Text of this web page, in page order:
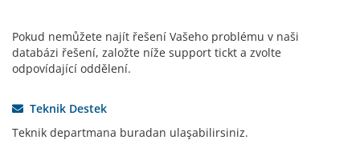
Pokud nemůžete najít řešení Vašeho problému v naši
databázi řešení, založte níže support tickt a zvolte
odpovídající oddělení.
Teknik Destek
Teknik departmana buradan ulaşabilirsiniz.